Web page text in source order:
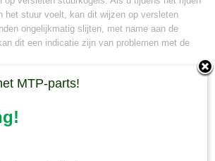
het stuur voelt, kan dit wijzen op versleten
ongelijkmatig slijten, met name aan de
dit een indicatie zijn van problemen met de
geluiden hoort, zoals gekraak of
op versleten stuurkogels.
zelf uw stuurkogels of raadpleeg een monteur of
uw leverancier voor
MTP-parts!